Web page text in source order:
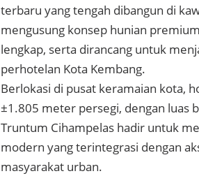
terbaru yang tengah dibangun di
mengusung konsep hunian
lengkap, serta dirancang untuk
perhotelan Kota Kembang.
Berlokasi di pusat keramaian kota,
±1.805 meter persegi, dengan luas
Truntum Cihampelas hadir untuk
modern yang terintegrasi dengan
masyarakat urban.